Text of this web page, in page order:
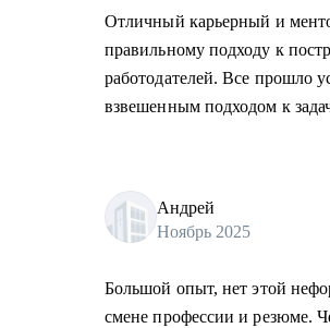
Отличный карьерный и
правильному подходу к
работодателей. Все прошло
взвешенным подходом к
Андрей
Ноябрь 2025
Большой опыт, нет этой
смене профессии и резюме.